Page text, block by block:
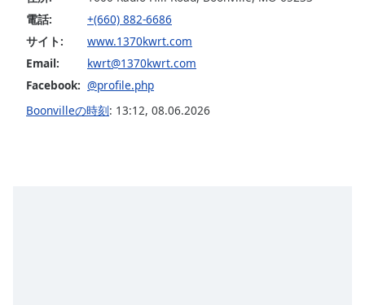
dialog
subtitles
off
selected
Audio
Track
電話:
+(660) 882-6686
サイト:
www.1370kwrt.com
Email:
kwrt@1370kwrt.com
Facebook: @profile.php
Boonvilleの時刻: 13:12, 08.06.2026